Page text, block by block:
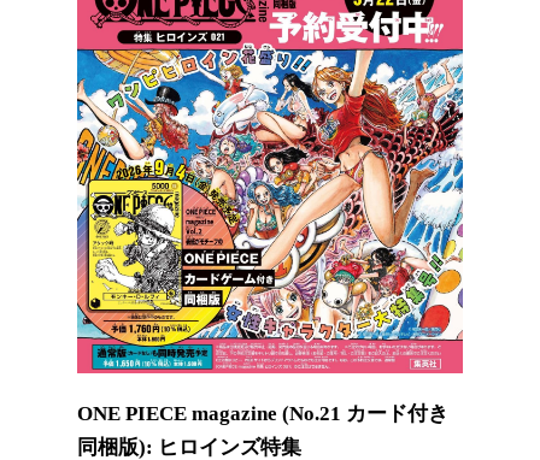
ONE PIECE magazine (No.21 カード付き
同梱版): ヒロインズ特集